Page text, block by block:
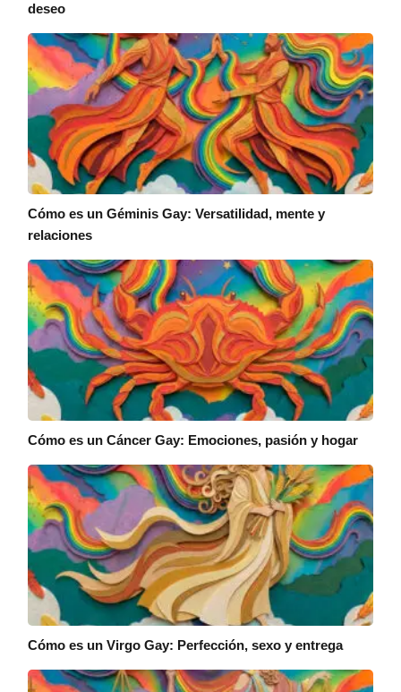
deseo
Cómo es un Géminis Gay: Versatilidad, mente y
relaciones
Cómo es un Cáncer Gay: Emociones, pasión y hogar
Cómo es un Virgo Gay: Perfección, sexo y entrega